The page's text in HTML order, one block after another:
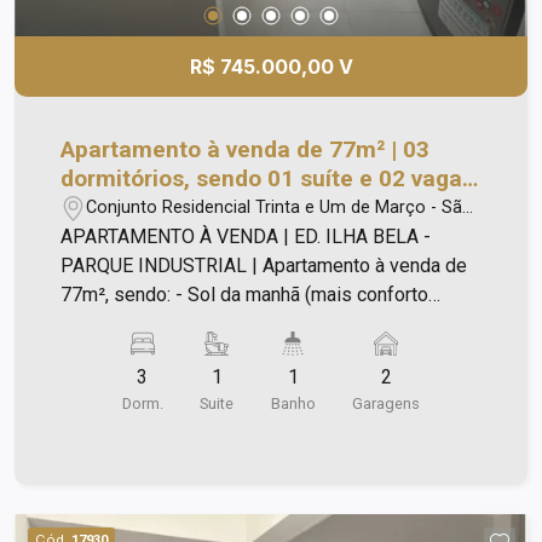
R$ 745.000,00 V
Apartamento à venda de 77m² | 03
dormitórios, sendo 01 suíte e 02 vagas
de garagem | Edifício Ilha Bela -
Parque Industrial | São José dos
Campos |
Conjunto Residencial Trinta e Um de Março - São
José dos Campos/SP
APARTAMENTO À VENDA | ED. ILHA BELA -
PARQUE INDUSTRIAL | Apartamento à venda de
77m², sendo: - Sol da manhã (mais conforto
sendo 01 suíte; - 01 Dormitório transformado em
closet / escritório; - Sala ampla e aconchegante; -
Cozinha estilo americana, moderna e funcional; -
garagem. - Condomínio oferece: - Ambiente
3
Dorm.
1
Suite
1
Banho
2
Garagens